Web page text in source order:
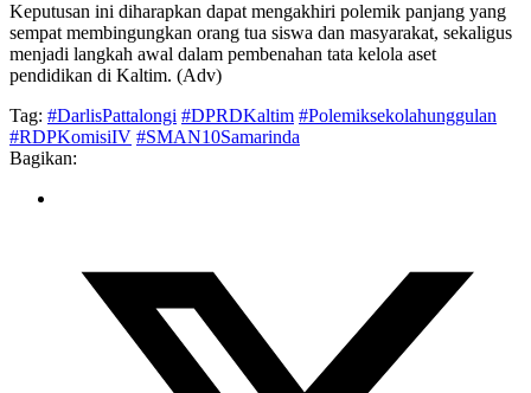
Keputusan ini diharapkan dapat mengakhiri polemik panjang yang
sempat membingungkan orang tua siswa dan masyarakat, sekaligus
menjadi langkah awal dalam pembenahan tata kelola aset
pendidikan di Kaltim. (Adv)
Tag: #DarlisPattalongi #DPRDKaltim #Polemiksekolahunggulan
#RDPKomisiIV #SMAN10Samarinda
Bagikan: